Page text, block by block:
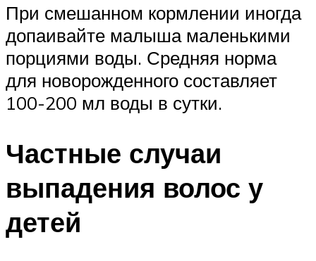
При смешанном кормлении иногда
допаивайте малыша маленькими
порциями воды. Средняя норма
для новорожденного составляет
100-200 мл воды в сутки.
Частные случаи
выпадения волос у
детей